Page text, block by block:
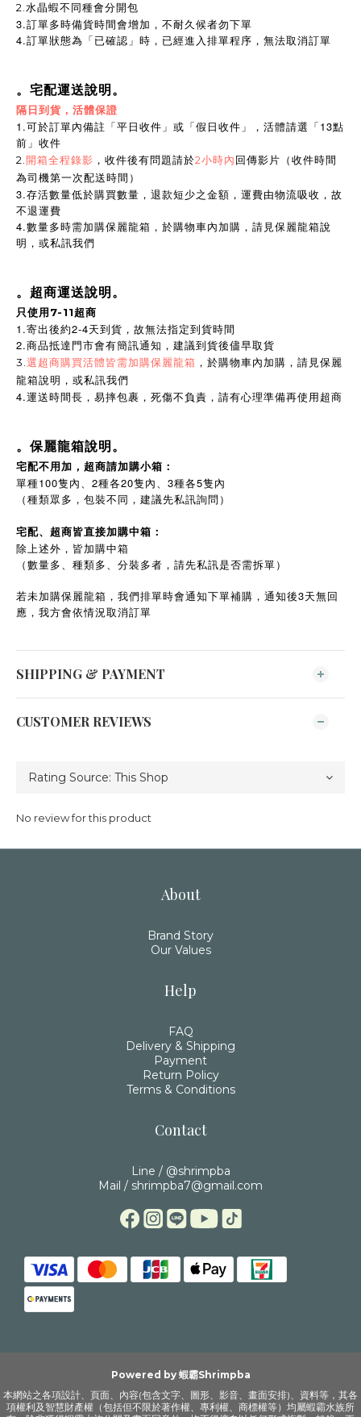
2.水晶蝦不同種會分開包
3.訂單多時備貨時間會增加，不耐久候者勿下單
4.訂單狀態為「已確認」時，已經進入排單程序，無法取消訂單
。宅配運送說明。
隔日到貨，活體保證
1.可於訂單內備註「平日收件」或「假日收件」，活體請選「13點
前」收件
2. 開箱全程錄影 ，收件後有問題請於2小時內回傳影片（收件時間
為司機第一次配送時間）
3.存活數量低於購買數量，退款短少之金額，運費由物流吸收，故
不退運費
4.數量多時需加購保麗龍箱，於購物車內加購，請見保麗龍箱說
明，或私訊我們
。超商運送說明。
只使用7-11超商
1.寄出後約2-4天到貨，故無法指定到貨時間
2.商品抵達門市會有簡訊通知，建議到貨後儘早取貨
3. 選超商購買活體皆需加購保麗龍箱 ，於購物車內加購，請見保麗
龍箱說明，或私訊我們
4.運送時間長，易摔包裹，死傷不負責，請有心理準備再使用超商
。保麗龍箱說明。
宅配不用加，超商請加購小箱：
單種100隻內、2種各20隻內、3種各5隻內
（種類眾多，包裝不同，建議先私訊詢問）
宅配、超商皆直接加購中箱：
除上述外，皆加購中箱
（數量多、種類多、分裝多者，請先私訊是否需拆單）
若未加購保麗龍箱，我們排單時會通知下單補購，通知後3天無回
應，我方會依情況取消訂單
SHIPPING & PAYMENT
CUSTOMER REVIEWS
No review for this product
About
Brand Story
Our Values
Help
FAQ
Delivery & Shipping
Payment
Return Policy
Terms & Conditions
Contact
Line / @shrimpba
Mail / shrimpba7@gmail.com
Powered by 蝦霸Shrimpba
本網站之各項設計、頁面、內容(包含文字、圖形、影音、畫面安排)、資料等，其各
項權利及智慧財產權（包括但不限於著作權、專利權、商標權等）均屬蝦霸水族所